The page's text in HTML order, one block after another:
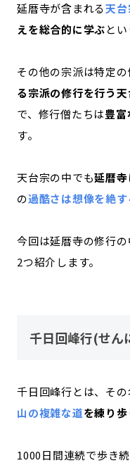
延暦寺が含まれる天台
えを総合的に学ぶと
その他の宗派は特定の
る宗派の修行を行う天
で、修行僧たちは豊
す。
天台宗の中でも延暦寺
の過酷さは想像を絶す
今回は延暦寺の修行
2つ紹介します。
千日回峰行(せん
千日回峰行とは、その
山の複雑な道を練り
1000日間連続で歩き